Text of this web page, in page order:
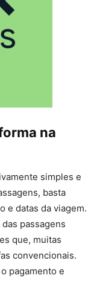
na
simples e
basta
e datas da viagem.
passagens
que, muitas
convencionais.
pagamento e